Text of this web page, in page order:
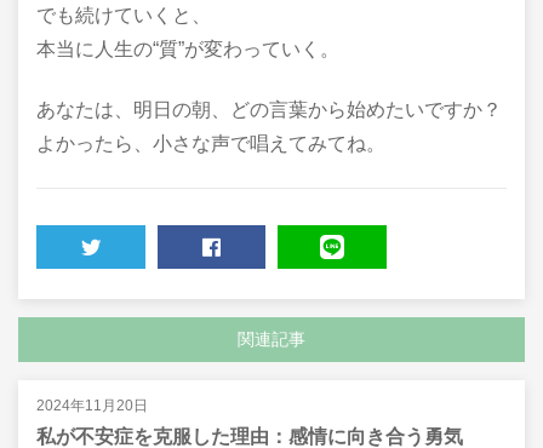
でも続けていくと、
本当に人生の“質”が変わっていく。
あなたは、明日の朝、どの言葉から始めたいですか？
よかったら、小さな声で唱えてみてね。
関連記事
2024年11月20日
私が不安症を克服した理由：感情に向き合う勇気